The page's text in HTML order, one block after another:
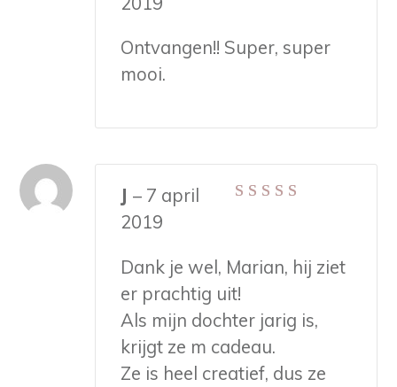
Ontvangen!! Super, super
mooi.
J– 7 april
2019
Dank je wel, Marian, hij ziet
er prachtig uit!
Als mijn dochter jarig is,
krijgt ze m cadeau.
Ze is heel creatief, dus ze